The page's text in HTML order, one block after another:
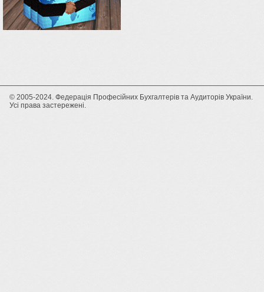
© 2005-2024. Федерація Професійних Бухгалтерів та Аудиторів України.
Усі права застережені.